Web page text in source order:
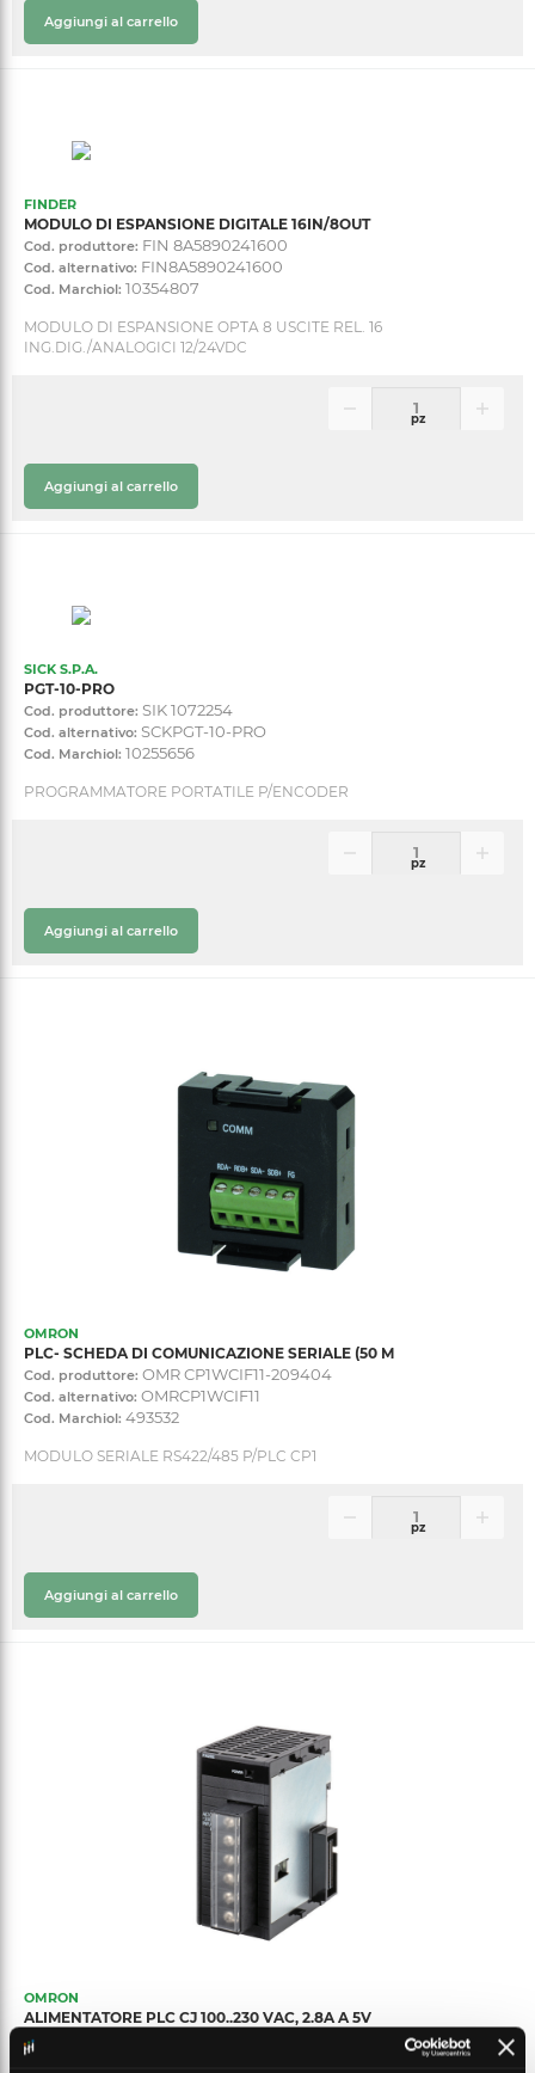
Aggiungi al carrello
FINDER
MODULO DI ESPANSIONE DIGITALE 16IN/8OUT
Cod. produttore: FIN 8A5890241600
Cod. alternativo: FIN8A5890241600
Cod. Marchiol: 10354807
MODULO DI ESPANSIONE OPTA 8 USCITE REL. 16
ING.DIG./ANALOGICI 12/24VDC
pz
Aggiungi al carrello
SICK S.P.A.
PGT-10-PRO
Cod. produttore: SIK 1072254
Cod. alternativo: SCKPGT-10-PRO
Cod. Marchiol: 10255656
PROGRAMMATORE PORTATILE P/ENCODER
pz
Aggiungi al carrello
OMRON
PLC- SCHEDA DI COMUNICAZIONE SERIALE (50 M
Cod. produttore: OMR CP1WCIF11-209404
Cod. alternativo: OMRCP1WCIF11
Cod. Marchiol: 493532
MODULO SERIALE RS422/485 P/PLC CP1
pz
Aggiungi al carrello
OMRON
ALIMENTATORE PLC CJ 100..230 VAC, 2.8A A 5V
Cod. produttore:
Cod. alternativo: